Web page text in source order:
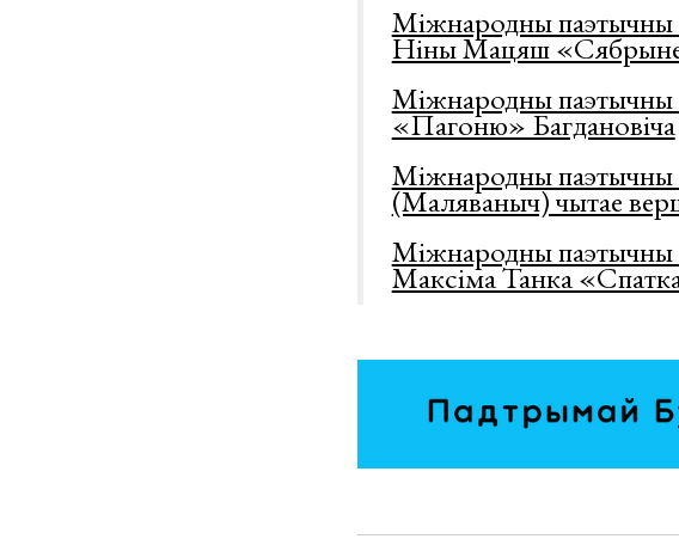
Міжнародны паэтычны
Ніны Мацяш
Міжнародны паэтычны
«Пагоню» Багдановіча
Міжнародны
(Маляваныч) чытае
Міжнародны
Максіма Танка